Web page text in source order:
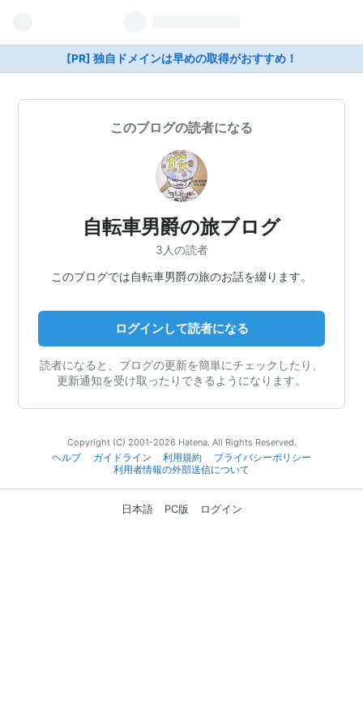
[PR] 独自ドメインは早めの取得がおすすめ！
このブログの読者になる
自転車男爵の旅ブログ
3人の読者
このブログでは自転車男爵の旅のお話を綴ります。
ログインして読者になる
読者になると、ブログの更新を簡単にチェックしたり、
更新通知を受け取ったりできるようになります。
Copyright (C) 2001-2026 Hatena. All Rights Reserved.
ヘルプ
ガイドライン 利用規約
プライバシーポリシー
利用者情報の外部送信について
日本語 PC版 ログイン